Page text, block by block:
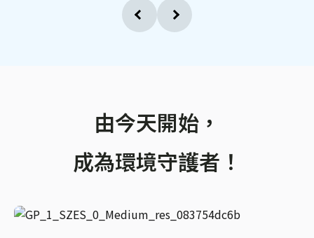
由今天開始，
成為環境守護者！